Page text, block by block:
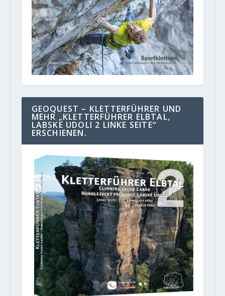
GEOQUEST – KLETTERFÜHRER UND
MEHR „KLETTERFÜHRER ELBTAL,
LABSKE UDOLI 2 LINKE SEITE“
ERSCHIENEN.